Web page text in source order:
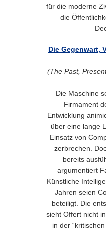
für die moderne
die
Die Gegenwart,
(The Past,
Die Maschine
Firmament
Entwicklung
über eine lange
Einsatz von
zerbrechen.
bereits
argumentiert
Künstliche
Jahren seien
beteiligt. Die
sieht Offert nicht
in der